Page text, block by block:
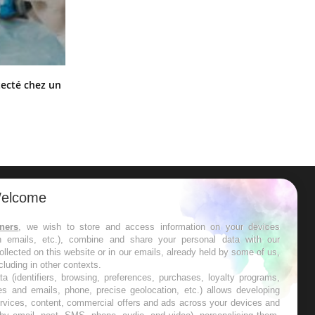
chez un
les semaines les meilleures
, we wish to store and access information on your devices
emails, etc.), combine and share your personal data with our
on this website or in our emails, already held by some of us,
in other contexts.
(identifiers, browsing, preferences, purchases, loyalty programs,
and emails, phone, precise geolocation, etc.) allows developing
content, commercial offers and ads across your devices and